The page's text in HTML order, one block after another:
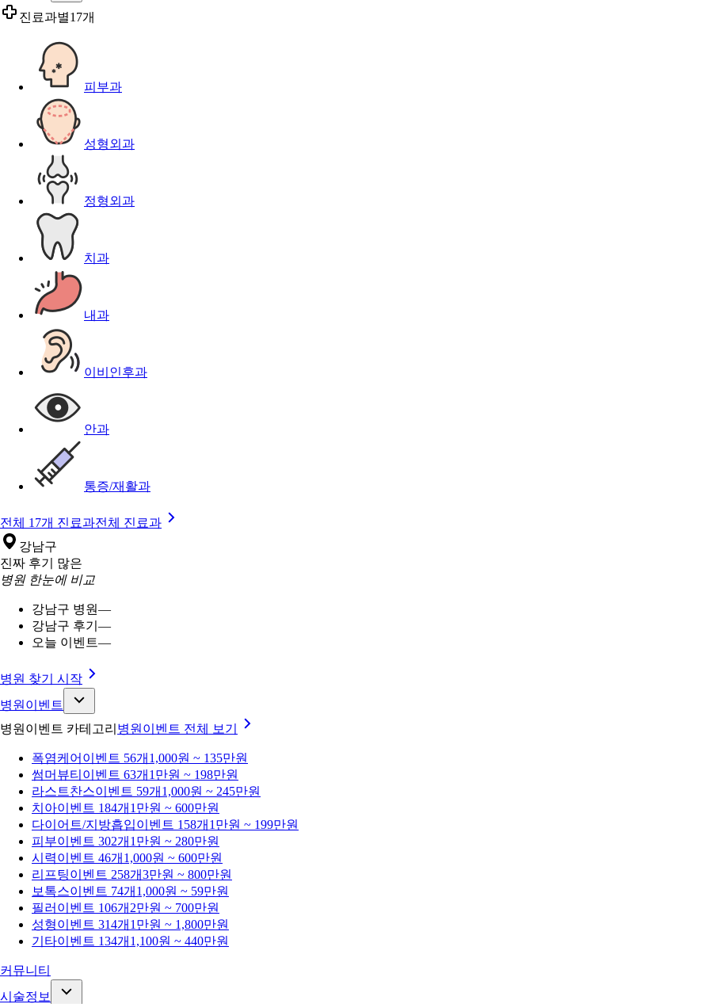
진료과별17개
피부과
성형외과
정형외과
치과
내과
이비인후과
안과
통증/재활과
전체 17개 진료과전체 진료과
강남구
진짜 후기 많은
병원 한눈에 비교
강남구 병원—
강남구 후기 —
오늘 이벤트—
병원 찾기 시작
병원이벤트
병원이벤트 카테고리 병원이벤트 전체 보기
폭염케어 이벤트 56개 1,000원 ~ 135만원
썸머뷰티 이벤트 63개 1만원 ~ 198만원
라스트찬스이벤트 59개 1,000원 ~ 245만원
치아이벤트 184개 1만원 ~ 600만원
다이어트/지방흡입이벤트 158개 1만원 ~ 199만원
피부이벤트 302개 1만원 ~ 280만원
시력이벤트 46개 1,000원 ~ 600만원
리프팅이벤트 258개3만원 ~ 800만원
보톡스이벤트 74개 1,000원 ~ 59만원
필러 이벤트 106개 2만원 ~ 700만원
성형이벤트 314개 1만원 ~ 1,800만원
기타이벤트 134개 1,100원 ~ 440만원
커뮤니티
시술정보